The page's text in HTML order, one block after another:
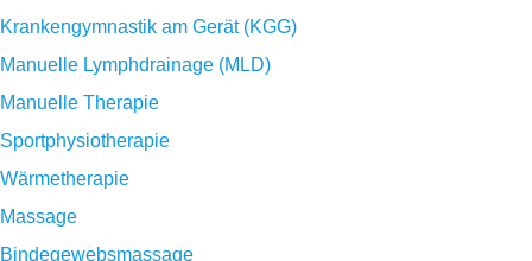
Krankengymnastik am Gerät (KGG)
Manuelle Lymphdrainage (MLD)
Manuelle Therapie
Sportphysiotherapie
Wärmetherapie
Massage
Bindegewebsmassage